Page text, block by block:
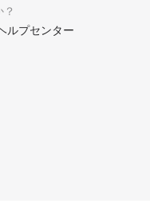
ルプセンター